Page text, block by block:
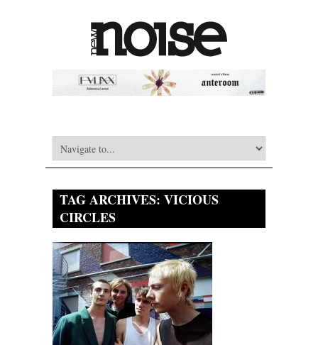
TAG ARCHIVES: VICIOUS
CIRCLES